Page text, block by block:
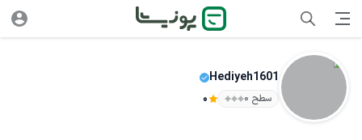
Hediyeh1601
سطح ۰ 0